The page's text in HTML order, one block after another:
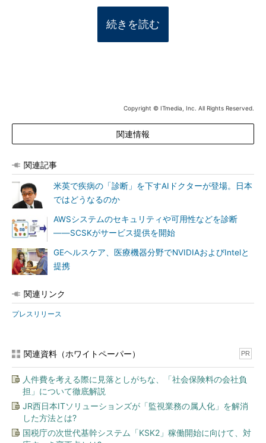
続きを読む
Copyright © ITmedia, Inc. All Rights Reserved.
関連情報
関連記事
米英で疾病の「診断」を下すAIドクターが登場。日本
ではどうなるのか
AWSシステムのセキュリティや可用性などを診断
――SCSKがサービス提供を開始
GEヘルスケア、医療機器分野でNVIDIAおよびIntelと
提携
関連リンク
プレスリリース
関連資料（ホワイトペーパー） PR
人件費を考える際に見落としがちな、「社会保険料の会社負
担」について徹底解説
JR西日本ITソリューションズが「監視業務の属人化」を解消
した方法とは?
国税庁の次世代基幹システム「KSK2」稼働開始に向けて、対